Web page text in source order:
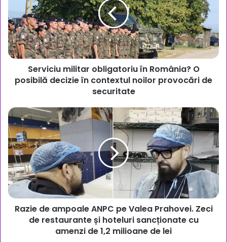
România?
O
posibilă
decizie
în
contextul
noilor
securitate
Serviciu militar obligatoriu în România? O
posibilă decizie în contextul noilor provocări de
securitate
Razie
de
ampoale
ANPC
pe
Valea
Prahovei.
Zeci
de
restaurante
Razie de ampoale ANPC pe Valea Prahovei. Zeci
de restaurante și hoteluri sancționate cu
amenzi de 1,2 milioane de lei